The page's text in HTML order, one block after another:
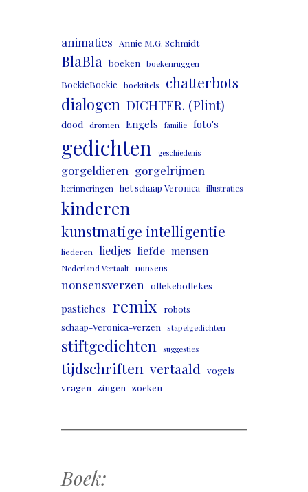
animaties Annie M.G. Schmidt
BlaBla boeken boekenruggen
BoekieBoekie boektitels chatterbots
dialogen DICHTER. (Plint)
dood dromen Engels familie foto's
gedichten geschiedenis
gorgeldieren gorgelrijmen
herinneringen het schaap Veronica illustraties
kinderen
kunstmatige intelligentie
liederen liedjes liefde mensen
Nederland Vertaalt nonsens
nonsensverzen ollekebollekes
pastiches remix
robots
schaap-Veronica-verzen stapelgedichten
stiftgedichten suggesties
tijdschriften vertaald vogels
vragen zingen zoeken
Boek: